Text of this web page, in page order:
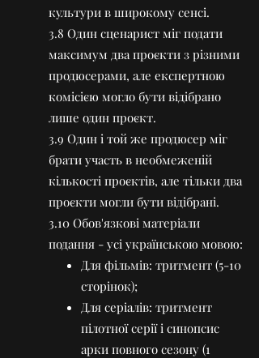
культури в широкому сенсі.
3.8 Один сценарист міг подати
максимум два проєкти з різними
продюсерами, але експертною
комісією могло бути відібрано
лише один проєкт.
3.9 Один і той же продюсер міг
брати участь в необмеженій
кількості проєктів, але тільки два
проєкти могли бути відібрані.
3.10 Обов'язкові матеріали
подання - усі українською мовою:
Для фільмів: тритмент (5-10
сторінок);
Для серіалів: тритмент
пілотної серії і синопсис
арки повного сезону (1